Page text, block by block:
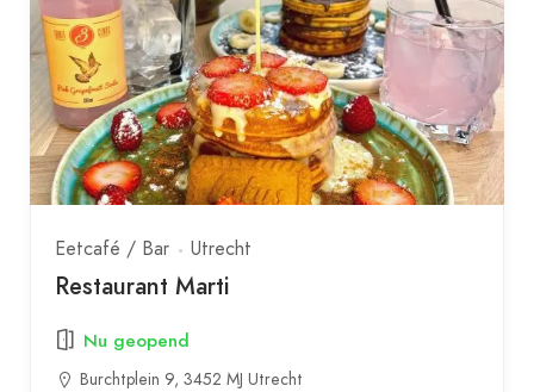
Eetcafé / Bar Utrecht
Restaurant Marti
Nu geopend
Burchtplein 9, 3452 MJ Utrecht